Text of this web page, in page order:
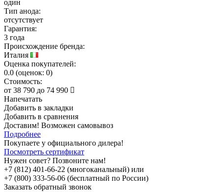
один
Тип анода:
отсутствует
Гарантия:
3 года
Происхождение бренда:
Италия
Оценка покупателей:
0.0 (оценок: 0)
Стоимость:
от 38 790 до 74 990
Напечатать
Добавить в закладки
Добавить в сравнения
Доставим! Возможен самовывоз
Подробнее
Покупаете у официального дилера!
Посмотреть сертификат
Нужен совет? Позвоните нам!
+7 (812) 401-66-22 (многоканальный) или
+7 (800) 333-56-06 (бесплатный по России)
Заказать обратный звонок